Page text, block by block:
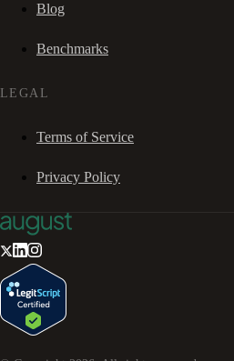
Blog
Benchmarks
LEGAL
Terms of Service
Privacy Policy